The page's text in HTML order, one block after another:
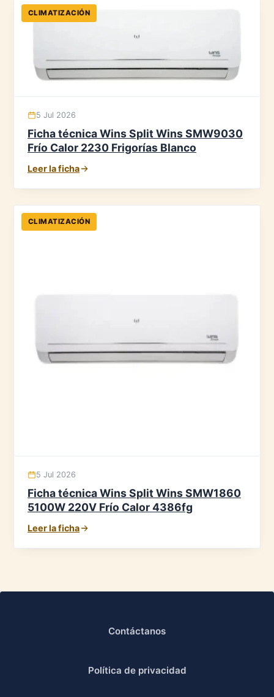
CLIMATIZACIÓN
5 Jul 2026
Ficha técnica Wins Split Wins SMW9030
Frío Calor 2230 Frigorías Blanco
Leer la ficha
CLIMATIZACIÓN
5 Jul 2026
Ficha técnica Wins Split Wins SMW1860
5100W 220V Frío Calor 4386fg
Leer la ficha
Contáctanos
Política de privacidad